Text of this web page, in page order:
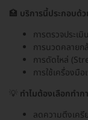
🏥 บริการนี้ประกอบด้
การตรวจประเ
การนวดคลายก
การดัดไหล่
การใช้เครื่องมื
💡 ทำไมต้องเลือกทำ
ลดความตึงเครี